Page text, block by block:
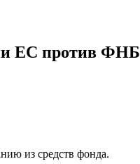
ЕС против ФНБ
из средств фонда.